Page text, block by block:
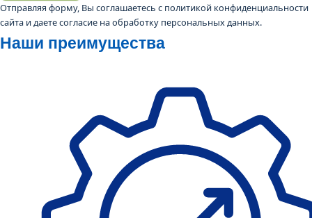
Отправляя форму, Вы соглашаетесь с политикой конфиденциальности
сайта и даете согласие на обработку персональных данных.
Наши преимущества